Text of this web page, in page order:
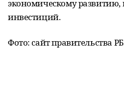
экономическому
инвестиций.
Фото: сайт правительства